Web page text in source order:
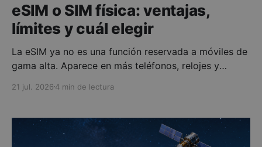
eSIM o SIM física: ventajas,
límites y cuál elegir
La eSIM ya no es una función reservada a móviles de
gama alta. Aparece en más teléfonos, relojes y
permiten contratarla o sustituir con ella una tarjeta
significa que siempre resulte más cómoda. La
elección depende
21 jul. 2026 4 min de lectura